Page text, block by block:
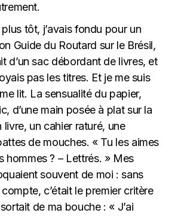
tôt, j’avais fondu pour un
Guide du Routard sur le Brésil,
d’un sac débordant de livres, et
pas les titres. Et je me suis
lit. La sensualité du papier,
d’une main posée à plat sur la
livre, un cahier raturé, une
de mouches. « Tu les aimes
hommes ? – Lettrés. » Mes
souvent de moi : sans
compte, c’était le premier critère
de ma bouche : « J’ai